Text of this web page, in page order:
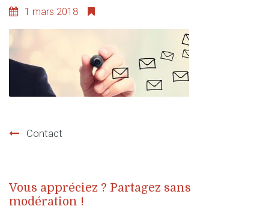
1 mars 2018
l’article
Contact
Vous appréciez ? Partagez sans
modération !